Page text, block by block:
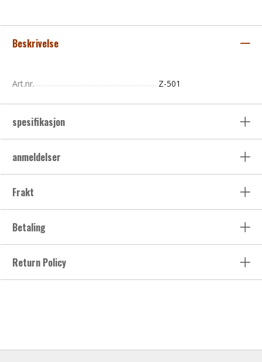
Beskrivelse
Art.nr. Z-501
spesifikasjon
anmeldelser
Frakt
Betaling
Return Policy